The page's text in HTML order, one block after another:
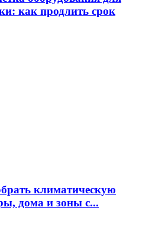
как продлить срок
климатическую
дома и зоны с...